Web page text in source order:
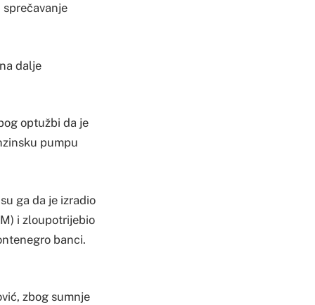
dalje
optužbi da je
pumpu
ga da je izradio
i zloupotrijebio
banci.
zbog sumnje